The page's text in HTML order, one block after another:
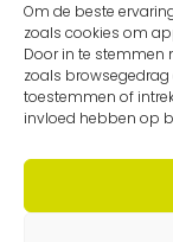
Om de beste
zoals cookies om
Door in te stemmen
zoals browsegedrag
toestemmen of
invloed hebben op